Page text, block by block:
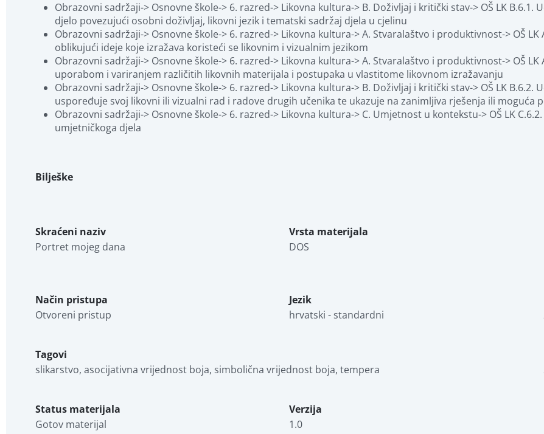
Obrazovni sadržaji-> Osnovne škole-> 6. razred-> Likovna kultura-> B. Doživljaj i kritički stav-> OŠ LK
djelo povezujući osobni doživljaj, likovni jezik i tematski sadržaj djela u cjelinu
Obrazovni sadržaji-> Osnovne škole-> 6. razred-> Likovna kultura-> A. Stvaralaštvo i produktivnost-> OŠ
oblikujući ideje koje izražava koristeći se likovnim i vizualnim jezikom
Obrazovni sadržaji-> Osnovne škole-> 6. razred-> Likovna kultura-> A. Stvaralaštvo i produktivnost-> OŠ
uporabom i variranjem različitih likovnih materijala i postupaka u vlastitome likovnom izražavanju
Obrazovni sadržaji-> Osnovne škole-> 6. razred-> Likovna kultura-> B. Doživljaj i kritički stav-> OŠ LK
uspoređuje svoj likovni ili vizualni rad i radove drugih učenika te ukazuje na zanimljiva rješenja ili moguća
Obrazovni sadržaji-> Osnovne škole-> 6. razred-> Likovna kultura-> C. Umjetnost u kontekstu-> OŠ LK
umjetničkoga djela
Bilješke
Skraćeni naziv
Portret mojeg dana
Vrsta materijala
DOS
Način pristupa
Otvoreni pristup
Jezik
hrvatski - standardni
Tagovi
slikarstvo, asocijativna vrijednost boja, simbolična vrijednost boja, tempera
Status materijala
Gotov materijal
Verzija
1.0